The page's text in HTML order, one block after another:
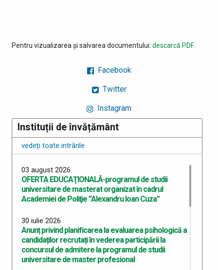
Pentru vizualizarea și salvarea documentului: descarcă PDF.
Facebook
Twitter
Instagram
Instituții de învățământ
vedeți toate intrările
03 august 2026
OFERTA EDUCAŢIONALĂ-programul de studii
universitare de masterat organizat în cadrul
Academiei de Poliţie ”Alexandru Ioan Cuza”
30 iulie 2026
Anunț privind planificarea la evaluarea psihologică a
candidaților recrutați în vederea participării la
concursul de admitere la programul de studii
universitare de master profesional